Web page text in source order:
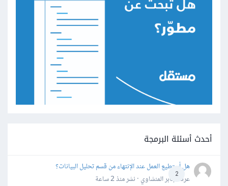
أحدث أسئلة البرمجة
2
هل أستطيع العمل عند الإنتهاء من قسم تحليل البيانات؟
عرفه جابر المنشاوي · نشرمنذ 2 ساعة